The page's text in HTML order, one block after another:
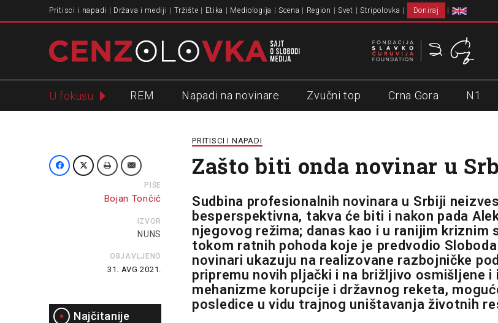
Pritisci i napadi Država i mediji Tržište Etika Mediologija Scena Region Svet Stripolovka Doniraj
U fokusu REM Napadi na novinare Zvučni top Crna Gora N1
PIŠE
Bojan Tončić
IZVOR
NUNS
OBJAVLJENO
31. AVG 2021.
Najčitanije
PRITISCI I NAPADI
Zašto biti onda novinar u
Sudbina profesionalnih novinara u Srbiji
besperspektivna, takva će biti i nakon pada
njegovog režima; danas kao i u ranijim kriznim
tokom ratnih pohoda koje je predvodio
novinari ukazuju na realizovane razbojničke
pripremu novih pljački i na brižljivo osmišljene i
mehanizme korupcije i državnog reketa,
posledice u vidu trajnog uništavanja životnih